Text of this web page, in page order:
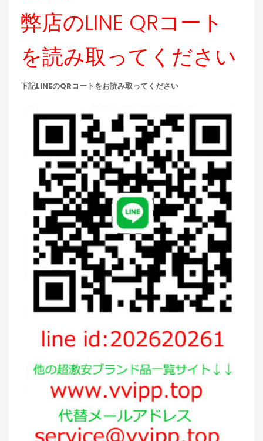
弊店のLINE QRコート
を読み取ってください
下記LINEのQRコートをお読み取ってください